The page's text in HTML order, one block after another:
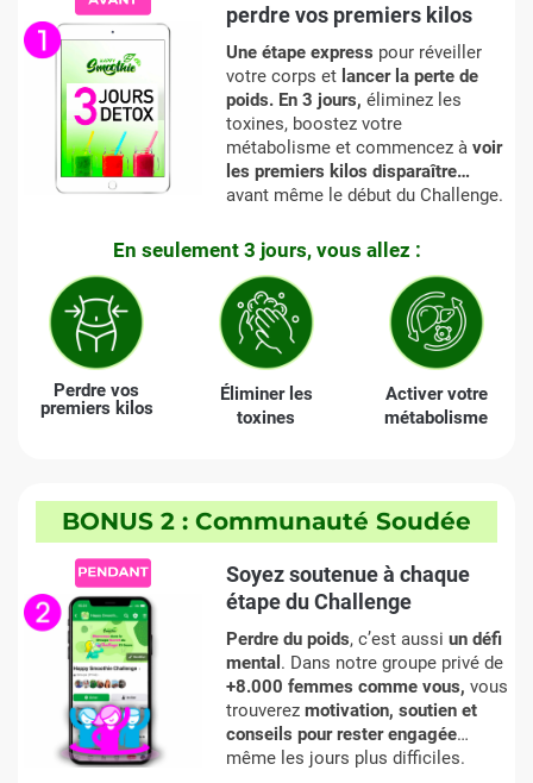
perdre vos premiers kilos
Une étape express pour réveiller
votre corps et lancer la perte de
poids. En 3 jours, éliminez les
toxines, boostez votre
métabolisme et commencez à voir
les premiers kilos disparaître…
avant même le début du Challenge.
En seulement 3 jours, vous allez :
Perdre vos
premiers kilos
Éliminer les
toxines
Activer votre
métabolisme
BONUS 2 : Communauté Soudée
Soyez soutenue à chaque
étape du Challenge
Perdre du poids, c’est aussi un défi
mental . Dans notre groupe privé de
+8.000 femmes comme vous, vous
trouverez motivation, soutien et
conseils pour rester engagée…
même les jours plus difficiles.